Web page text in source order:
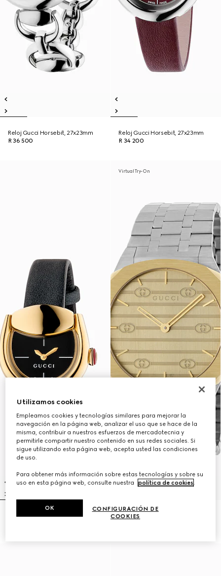
Reloj Gucci Horsebit, 27x23mm
R 36 500
Reloj Gucci Horsebit, 27x23mm
R 34 200
Reloj Gucci Horsebit, 27x23mm
Virtual Try-On
Reloj GUCCI 25H de 38 mm
Utilizamos cookies
Empleamos cookies y tecnologías similares para mejorar la
navegación en la página web, analizar el uso que se hace de la
misma, contribuir a nuestros esfuerzos de mercadotecnia y
permitirle compartir nuestro contenido en sus redes sociales. Si
sigue utilizando esta página web, acepta usted las condiciones
de uso.
Para obtener más información sobre estas tecnologías y sobre su
uso en esta página web, consulte nuestra
política de cookies.
CONFIGURACIÓN DE
COOKIES
OK